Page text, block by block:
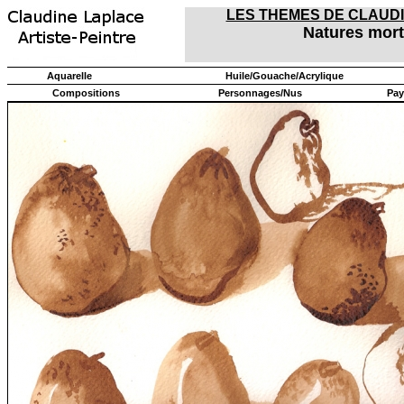
LES THEMES DE
Natures
Aquarelle
Huile/Gouache/Acrylique
Compositions
Personnages/Nus